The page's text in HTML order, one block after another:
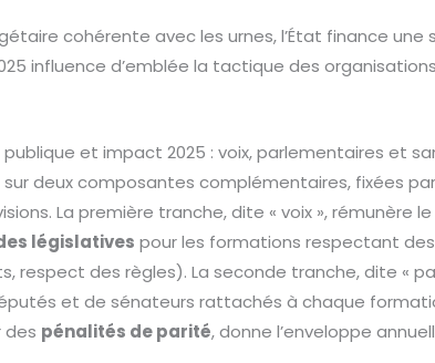
cohérente avec les urnes, l’État finance une
influence d’emblée la tactique des
et impact 2025 : voix, parlementaires et
deux composantes complémentaires, fixées
La première tranche, dite « voix », rémunère
législatives pour les formations respectant
respect des règles). La seconde tranche, dite «
et de sénateurs rattachés à chaque
des pénalités de parité, donne l’enveloppe